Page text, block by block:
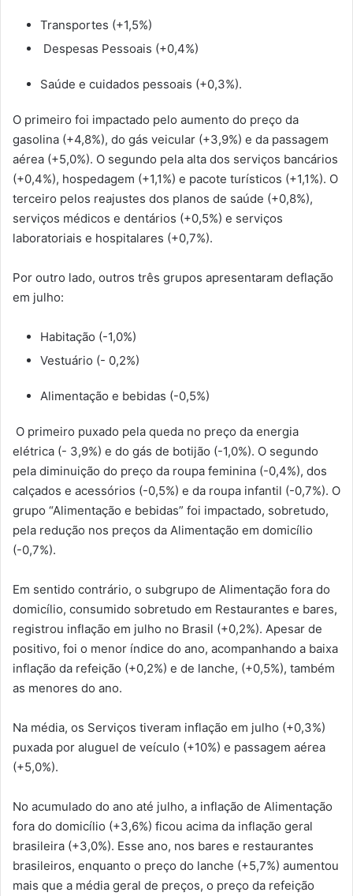
Transportes (+1,5%)
Despesas Pessoais (+0,4%)
Saúde e cuidados pessoais (+0,3%).
O primeiro foi impactado pelo aumento do preço da
gasolina (+4,8%), do gás veicular (+3,9%) e da passagem
aérea (+5,0%). O segundo pela alta dos serviços bancários
(+0,4%), hospedagem (+1,1%) e pacote turísticos (+1,1%). O
terceiro pelos reajustes dos planos de saúde (+0,8%),
serviços médicos e dentários (+0,5%) e serviços
laboratoriais e hospitalares (+0,7%).
Por outro lado, outros três grupos apresentaram deflação
em julho:
Habitação (-1,0%)
Vestuário (- 0,2%)
Alimentação e bebidas (-0,5%)
O primeiro puxado pela queda no preço da energia
elétrica (- 3,9%) e do gás de botijão (-1,0%). O segundo
pela diminuição do preço da roupa feminina (-0,4%), dos
calçados e acessórios (-0,5%) e da roupa infantil (-0,7%). O
grupo “Alimentação e bebidas” foi impactado, sobretudo,
pela redução nos preços da Alimentação em domicílio
(-0,7%).
Em sentido contrário, o subgrupo de Alimentação fora do
domicílio, consumido sobretudo em Restaurantes e bares,
registrou inflação em julho no Brasil (+0,2%). Apesar de
positivo, foi o menor índice do ano, acompanhando a baixa
inflação da refeição (+0,2%) e de lanche, (+0,5%), também
as menores do ano.
Na média, os Serviços tiveram inflação em julho (+0,3%)
puxada por aluguel de veículo (+10%) e passagem aérea
(+5,0%).
No acumulado do ano até julho, a inflação de Alimentação
fora do domicílio (+3,6%) ficou acima da inflação geral
brasileira (+3,0%). Esse ano, nos bares e restaurantes
brasileiros, enquanto o preço do lanche (+5,7%) aumentou
mais que a média geral de preços, o preço da refeição